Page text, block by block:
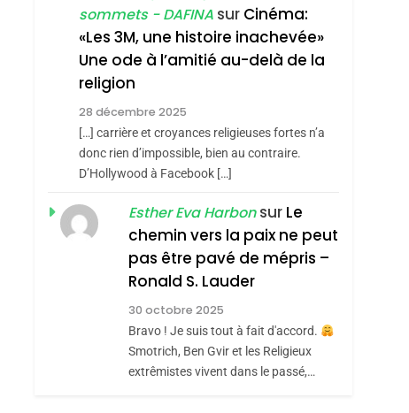
S’étendre À 13 Pays
D’Amérique Latine
ISRAÉL JUDAISME
5
Meurtrière Selon Le
Rapport D’ADL
Contre
L’antisémitisme
FRANCE ISRAÉL
FIÈRE, DIGNE ET
RÉSILIENTE :
POURQUOI JE
REVENDIQUE MA
JUDAÏTE Par Thérèse
Zrihen-Dvir
ISRAÉL JUDAISME
CE QUI NOUS
MANQUE – Jacques
Hadida
JUDAISME
Maroc : Les Amandes
sommets - DAFINA sur Cinéma:
«Les 3M, une histoire inachevée»
Une ode à l’amitié au-delà de la
religion
28 décembre 2025
[…] carrière et croyances religieuses fortes n’a
donc rien d’impossible, bien au contraire.
D’Hollywood à Facebook […]
Esther Eva Harbonsur Le
chemin vers la paix ne peut
pas être pavé de mépris –
Ronald S. Lauder
30 octobre 2025
Bravo ! Je suis tout à fait d'accord.
Smotrich, Ben Gvir et les Religieux
extrêmistes vivent dans le passé,…